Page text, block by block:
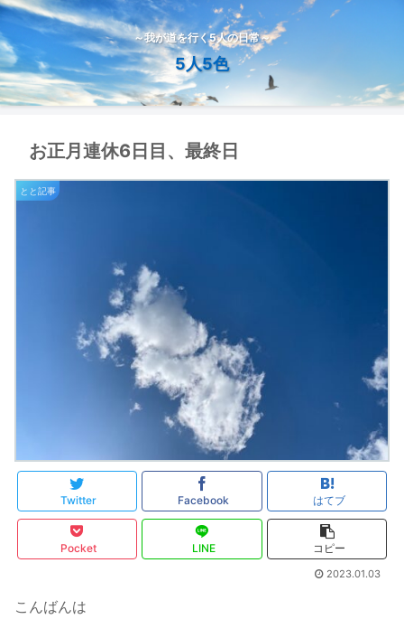
～我が道を行く5人の日常～
5人5色
お正月連休6日目、最終日
とと記事
Twitter Facebook はてブ
Pocket LINE コピー
2023.01.03
こんばんは